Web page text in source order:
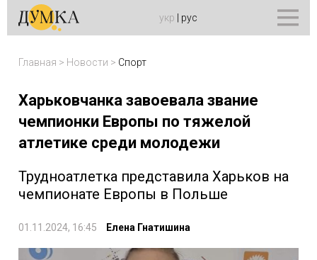
укр рус
Главная > Новости > Спорт
Харьковчанка завоевала звание
чемпионки Европы по тяжелой
атлетике среди молодежи
Трудноатлетка представила Харьков на
чемпионате Европы в Польше
01.11.2024, 16:45 Елена Гнатишина